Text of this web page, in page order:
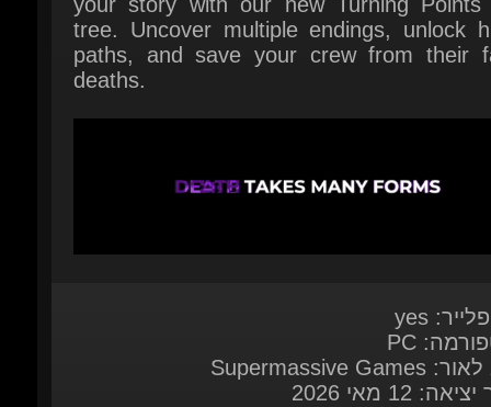
מערכת:
במשחק
English*, French*, Italian*, German*,
Spain*, Korean, Portuguese - Brazil,